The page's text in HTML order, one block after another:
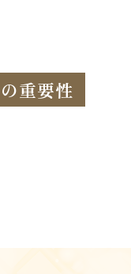
重要性